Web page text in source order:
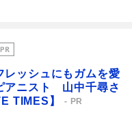
レッシュにもガムを愛
アニスト 山中千尋さ
TIMES】
PR